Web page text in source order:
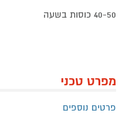
40-50 כוסות בשעה
מפרט טכני
פרטים נוספים